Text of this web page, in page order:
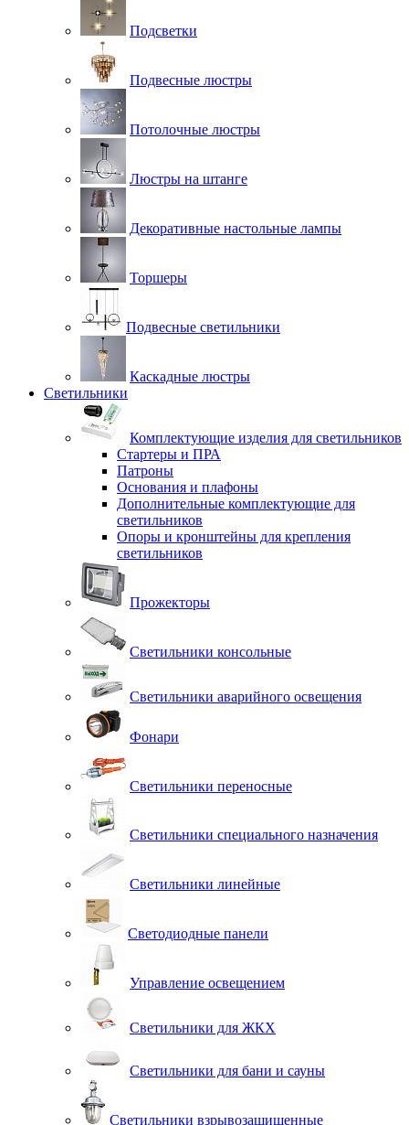
Подсветки
Подвесные люстры
Потолочные люстры
Люстры на штанге
Декоративные настольные лампы
Торшеры
Подвесные светильники
Каскадные люстры
Светильники
Комплектующие изделия для светильников
Стартеры и ПРА
Патроны
Основания и плафоны
Дополнительные комплектующие для
светильников
Опоры и кронштейны для крепления
светильников
Прожекторы
Светильники консольные
Светильники аварийного освещения
Фонари
Светильники переносные
Светильники специального назначения
Светильники линейные
Светодиодные панели
Управление освещением
Светильники для ЖКХ
Светильники для бани и сауны
Светильники взрывозащищенные